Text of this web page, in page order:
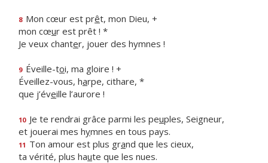
8 Mon cœur est prêt, mon Dieu, +
mon cœur est prêt ! *
Je veux chanter, jouer des hymnes !
9 Éveille-toi, ma gloire ! +
Éveillez-vous, harpe, cithare, *
que j’éveille l’aurore !
10 Je te rendrai grâce parmi les peuples, Seigneur,
et jouerai mes hymnes en tous pays.
11 Ton amour est plus grand que les cieux,
ta vérité, plus haute que les nues.